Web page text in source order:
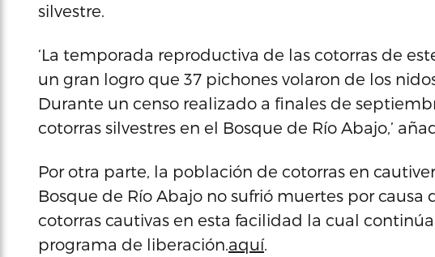
silvestre.
‘La temporada reproductiva de las cotorras de
un gran logro que 37 pichones volaron de los
Durante un censo realizado a finales de
cotorras silvestres en el Bosque de Río Abajo,’
Por otra parte, la población de cotorras en
Bosque de Río Abajo no sufrió muertes por
cotorras cautivas en esta facilidad la cual
programa de liberación.aquí.